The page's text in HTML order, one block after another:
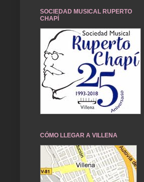
SOCIEDAD MUSICAL RUPERTO
CHAPÍ
CÓMO LLEGAR A VILLENA